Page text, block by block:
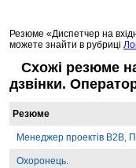
Резюме «Диспетчер на
можете знайти в рубриці
Схожі резюме
дзвінки.
Резюме
Менеджер проектів B2B,
Охоронець.